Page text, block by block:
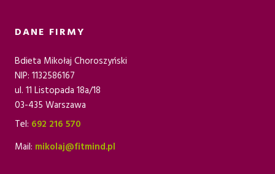
DANE FIRMY
Bdieta Mikołaj Choroszyński
NIP: 1132586167
ul. 11 Listopada 18a/18
03-435 Warszawa
Tel: 692 216 570
Mail: mikolaj@fitmind.pl